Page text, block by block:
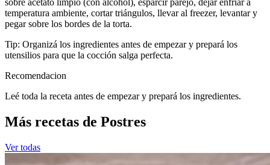
sobre acetato limpio (con alcohol), esparcir parejo, dejar enfriar a
temperatura ambiente, cortar triángulos, llevar al freezer, levantar y
pegar sobre los bordes de la torta.
Tip: Organizá los ingredientes antes de empezar y prepará los
utensilios para que la cocción salga perfecta.
Recomendacion
Leé toda la receta antes de empezar y prepará los ingredientes.
Más recetas de Postres
Ver todas